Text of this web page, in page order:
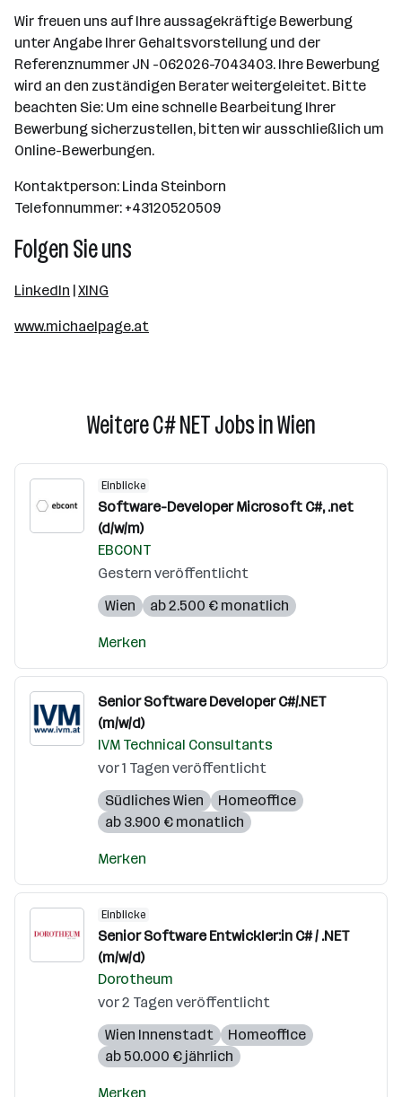
Wir freuen uns auf Ihre aussagekräftige Bewerbung
unter Angabe Ihrer Gehaltsvorstellung und der
Referenznummer JN -062026-7043403. Ihre Bewerbung
wird an den zuständigen Berater weitergeleitet. Bitte
beachten Sie: Um eine schnelle Bearbeitung Ihrer
Bewerbung sicherzustellen, bitten wir ausschließlich um
Online-Bewerbungen.
Kontaktperson: Linda Steinborn
Telefonnummer: +43120520509
Folgen Sie uns
LinkedIn |XING
www.michaelpage.at
Weitere C# NET Jobs in Wien
Einblicke
Software-Developer Microsoft C#, .net
(d/w/m)
EBCONT
Gestern veröffentlicht
Wien
ab 2.500 € monatlich
Merken
Senior Software Developer C#/.NET
(m/w/d)
IVM Technical Consultants
vor 1 Tagen veröffentlicht
Südliches Wien
Homeoffice
ab 3.900 € monatlich
Merken
Einblicke
Senior Software Entwickler:in C# / .NET
(m/w/d)
Dorotheum
vor 2 Tagen veröffentlicht
Wien Innenstadt
Homeoffice
ab 50.000 € jährlich
Merken